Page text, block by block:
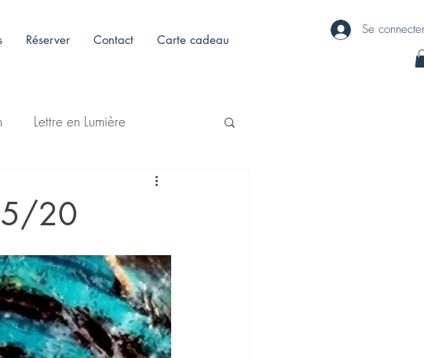
Se
Réserver Contact Carte cadeau
Lettre en Lumière
20